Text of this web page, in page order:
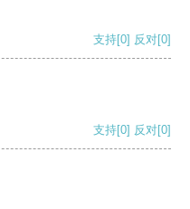
支持[0] 反对[0]
支持[0] 反对[0]